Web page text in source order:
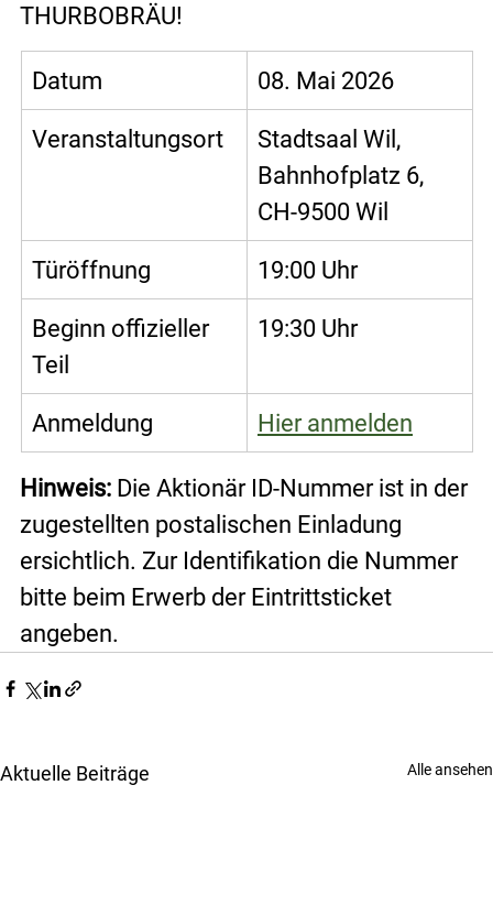
THURBOBRÄU!
Datum 08. Mai 2026
Veranstaltungsort
Stadtsaal Wil,
Bahnhofplatz 6,
CH-9500 Wil
Türöffnung 19:00 Uhr
Beginn offizieller
Teil
19:30 Uhr
Anmeldung Hier anmelden
Hinweis: Die Aktionär ID-Nummer ist in der
zugestellten postalischen Einladung
ersichtlich. Zur Identifikation die Nummer
bitte beim Erwerb der Eintrittsticket
angeben.
Aktuelle Beiträge Alle ansehen